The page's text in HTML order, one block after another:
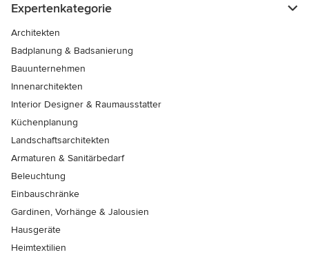
Expertenkategorie
Architekten
Badplanung & Badsanierung
Bauunternehmen
Innenarchitekten
Interior Designer & Raumausstatter
Küchenplanung
Landschaftsarchitekten
Armaturen & Sanitärbedarf
Beleuchtung
Einbauschränke
Gardinen, Vorhänge & Jalousien
Hausgeräte
Heimtextilien